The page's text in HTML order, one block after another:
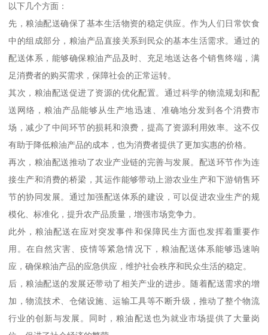
以下几个方面：
先，粮油配送确保了基本生活物资的稳定供应。作为人们日常饮食
中的组成部分，粮油产品直接关系到民众的基本生活需求。通过的
配送体系，能够确保粮油产品及时、充足地送达各个销售终端，满
足消费者的购买需求，保障社会的正常运转。
其次，粮油配送促进了资源的优化配置。通过科学的物流规划和配
送网络，粮油产品能够从生产地迅速、准确地分发到各个消费市
场，减少了中间环节的损耗和浪费，提高了资源利用效率。这不仅
有助于降低粮油产品的成本，也为消费者提供了更加实惠的价格。
再次，粮油配送推动了农业产业链的完善与发展。配送环节作为连
接生产和消费的桥梁，其运作能够带动上游农业生产和下游销售环
节的协同发展。通过加强配送体系的建设，可以促进农业生产的规
模化、标准化，提升农产品质量，增强市场竞争力。
此外，粮油配送在应对突发事件和保障民生方面也发挥着重要作
用。在自然灾害、疫情等紧急情况下，粮油配送体系能够迅速响
应，确保粮油产品的应急供应，维护社会秩序和民众生活的稳定。
后，粮油配送的发展还带动了相关产业的进步。随着配送需求的增
加，物流技术、仓储设施、运输工具等不断升级，推动了整个物流
行业的创新与发展。同时，粮油配送也为就业市场提供了大量岗